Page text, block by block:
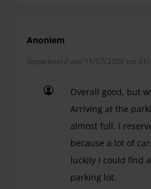
Anoniem
Geparkeerd van 11/07/2026 tot
Overall good, but
Arriving at the
almost full. I
because a lot of
luckily I could find
parking lot.